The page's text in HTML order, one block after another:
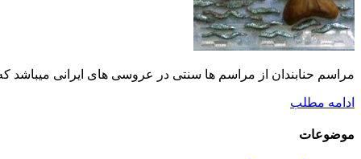
مراسم حنابندان از مراسم ها سنتی در عروسی های ایرانی میباشد
ادامه مطلب
موضوعات